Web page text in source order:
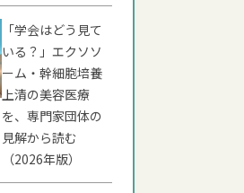
「学会はどう見て
いる？」エクソソ
ーム・幹細胞培養
上清の美容医療
を、専門家団体の
見解から読む
（2026年版）